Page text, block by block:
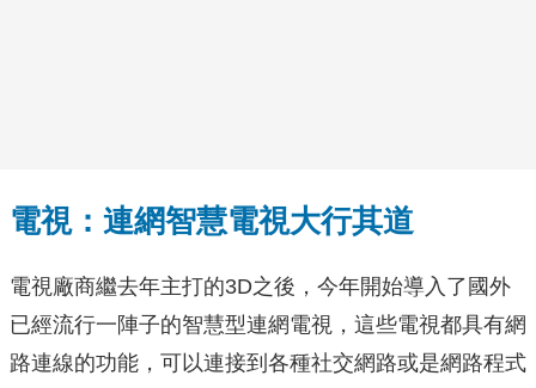
電視：連網智慧電視大行其道
電視廠商繼去年主打的3D之後，今年開始導入了國外
已經流行一陣子的智慧型連網電視，這些電視都具有網
路連線的功能，可以連接到各種社交網路或是網路程式